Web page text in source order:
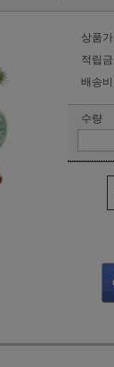
상품가
적립금
배송비
수량